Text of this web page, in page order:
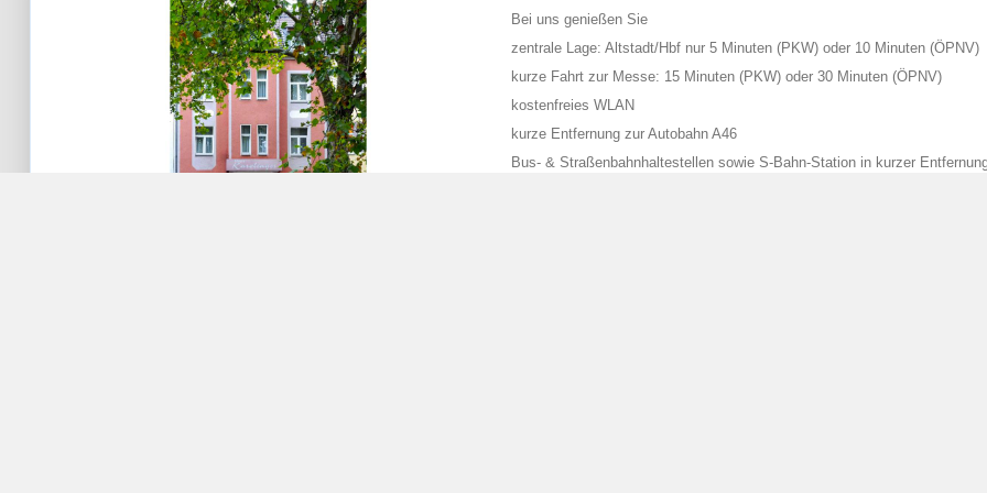
Bei uns genießen Sie
zentrale Lage: Altstadt/Hbf nur 5 Minuten (PKW) oder 10 Minuten (ÖPNV)
kurze Fahrt zur Messe: 15 Minuten (PKW) oder 30 Minuten (ÖPNV)
kostenfreies WLAN
kurze Entfernung zur Autobahn A46
Bus- & Straßenbahnhaltestellen sowie S-Bahn-Station in kurzer